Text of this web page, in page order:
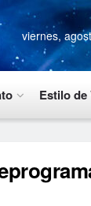
viernes,
Estilo de